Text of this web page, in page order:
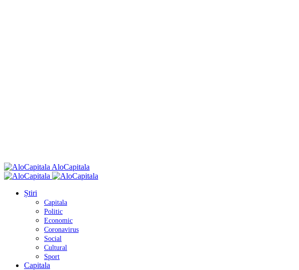
AloCapitala
Știri
Capitala
Politic
Economic
Coronavirus
Social
Cultural
Sport
Capitala